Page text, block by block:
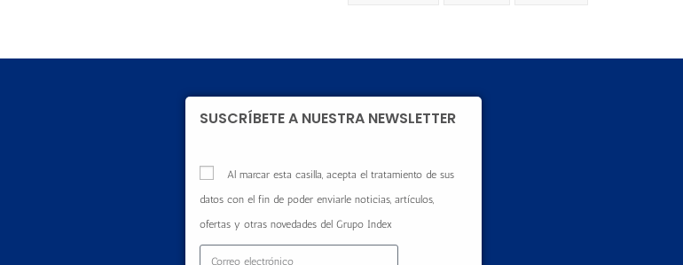
SUSCRÍBETE A NUESTRA NEWSLETTER
Al marcar esta casilla, acepta el tratamiento de sus
datos con el fin de poder enviarle noticias, artículos,
ofertas y otras novedades del Grupo Index